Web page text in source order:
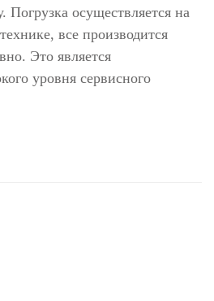
Погрузка осуществляется на
все производится
Это является
уровня сервисного